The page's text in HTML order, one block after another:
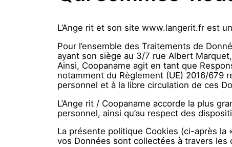
L’Ange rit et son site www.langerit.fr est
Pour l’ensemble des Traitements de
ayant son siège au 3/7 rue Albert
Ainsi, Coopaname agit en tant que
notamment du Règlement (UE) 2016/679
personnel et à la libre circulation de ces
L’Ange rit / Coopaname accorde la plus
personnel, ainsi qu’au respect des
La présente politique Cookies (ci-après
vos Données sont collectées à travers